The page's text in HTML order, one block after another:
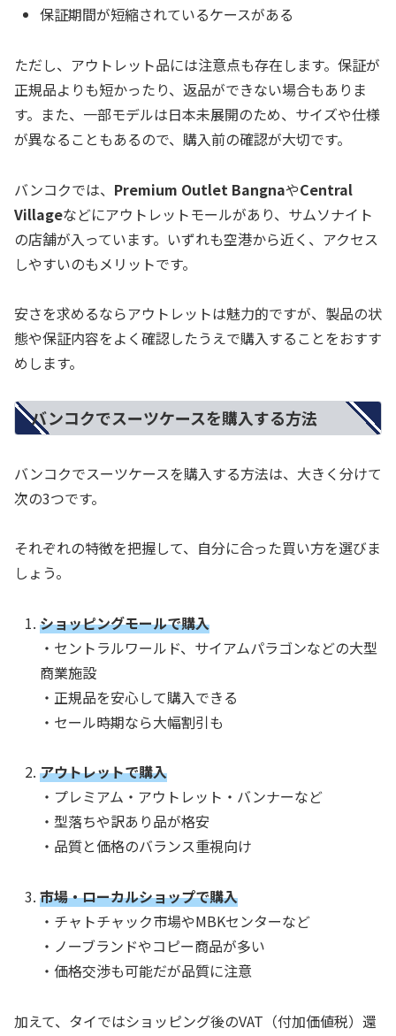
保証期間が短縮されているケースがある
ただし、アウトレット品には注意点も存在します。保証が
正規品よりも短かったり、返品ができない場合もありま
す。また、一部モデルは日本未展開のため、サイズや仕様
が異なることもあるので、購入前の確認が大切です。
バンコクでは、 Premium Outlet BangnaやCentral
Villageなどにアウトレットモールがあり、サムソナイト
の店舗が入っています。いずれも空港から近く、アクセス
しやすいのもメリットです。
安さを求めるならアウトレットは魅力的ですが、製品の状
態や保証内容をよく確認したうえで購入することをおすす
めします。
バンコクでスーツケースを購入する方法
バンコクでスーツケースを購入する方法は、大きく分けて
次の3つです。
それぞれの特徴を把握して、自分に合った買い方を選びま
しょう。
ショッピングモールで購入
・セントラルワールド、サイアムパラゴンなどの大型
商業施設
・正規品を安心して購入できる
・セール時期なら大幅割引も
アウトレットで購入
・プレミアム・アウトレット・バンナーなど
・型落ちや訳あり品が格安
・品質と価格のバランス重視向け
市場・ローカルショップで購入
・チャトチャック市場やMBKセンターなど
・ノーブランドやコピー商品が多い
・価格交渉も可能だが品質に注意
加えて、タイではショッピング後のVAT（付加価値税）還